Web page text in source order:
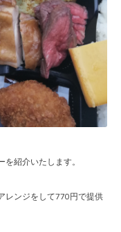
紹介いたします。
レンジをして770円で提供